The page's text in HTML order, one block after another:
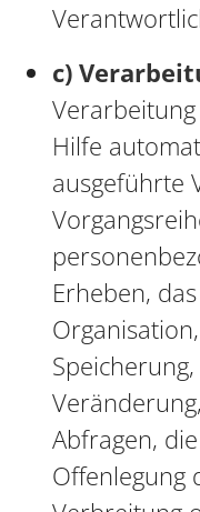
c)
Hilfe
ausgeführte
Erheben,
Abfragen,
Offenlegung